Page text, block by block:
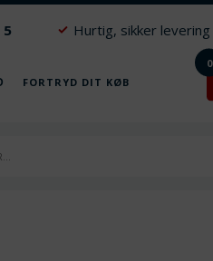
Hurtig, sikker levering
FORTRYD DIT KØB
0